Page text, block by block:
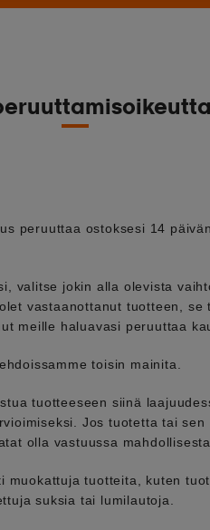
peruuttaa ostoksesi 14
valitse jokin alla olevista
vastaanottanut tuotteen, se
meille haluavasi peruuttaa
toisin mainita.
tuotteeseen siinä
Jos tuotetta tai sen
olla vastuussa
muokattuja tuotteita, kuten
suksia tai lumilautoja.